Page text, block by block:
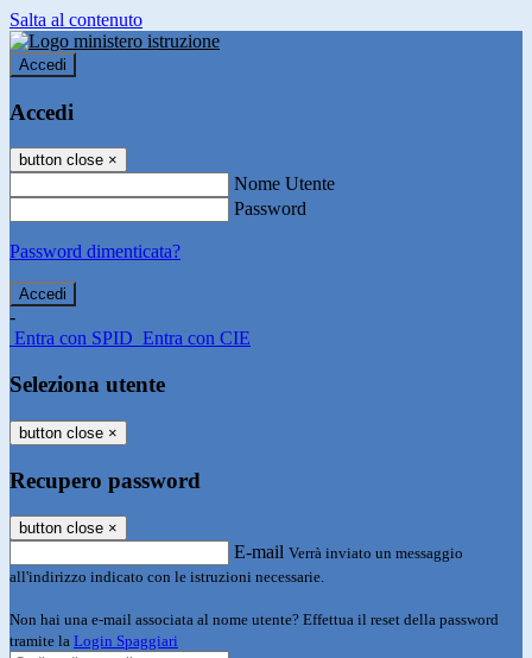
Salta al contenuto
Accedi
Accedi
button close ×
Nome Utente
Password
Password dimenticata?
-
Entra con SPID Entra con CIE
Seleziona utente
button close ×
Recupero password
button close ×
E-mail Verrà inviato un messaggio
all'indirizzo indicato con le istruzioni necessarie.
Non hai una e-mail associata al nome utente? Effettua il reset della password
tramite la Login Spaggiari